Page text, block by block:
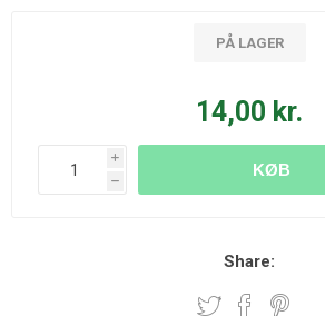
PÅ LAGER
14,00 kr.
i
h
KØB
Share: